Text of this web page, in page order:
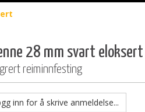
28 mm svart eloksert
reiminnfesting
inn for å skrive anmeldelse...